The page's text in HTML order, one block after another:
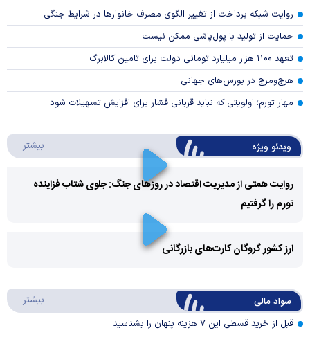
روایت شبکه پرداخت از تغییر الگوی مصرف خانوار‌ها در شرایط جنگی
حمایت از تولید با پول‌پاشی ممکن نیست
تعهد ۱۱۰۰ هزار میلیارد تومانی دولت برای تامین کالابرگ
هرج‌ومرج در بورس‌های جهانی
مهار تورم؛ اولویتی که نباید قربانی فشار برای افزایش تسهیلات شود
ویدئو ویژه بیشتر
Play
Video
روایت همتی از مدیریت اقتصاد در روزهای جنگ: جلوی شتاب فزاینده
تورم را گرفتیم
Video
ارز کشور گروگان کارت‌های بازرگانی
سواد مالی بیشتر
قبل از خرید قسطی این ۷ هزینه پنهان را بشناسید